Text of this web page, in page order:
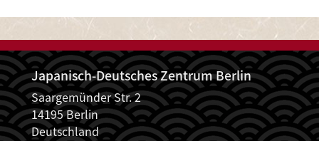
Japanisch-Deutsches Zentrum Berlin
Saargemünder Str. 2
14195 Berlin
Deutschland